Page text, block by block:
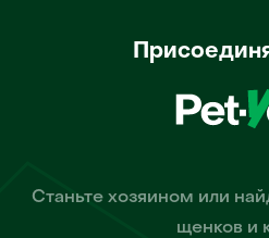
Станьте хозяином или
щенков и